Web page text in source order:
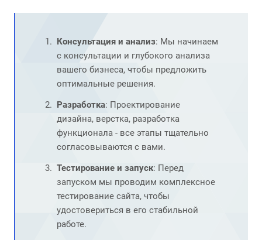
Консультация и анализ: Мы начинаем
с консультации и глубокого анализа
вашего бизнеса, чтобы предложить
оптимальные решения.
Разработка: Проектирование
дизайна, верстка, разработка
функционала - все этапы тщательно
согласовываются с вами.
Тестирование и запуск: Перед
запуском мы проводим комплексное
тестирование сайта, чтобы
удостовериться в его стабильной
работе.